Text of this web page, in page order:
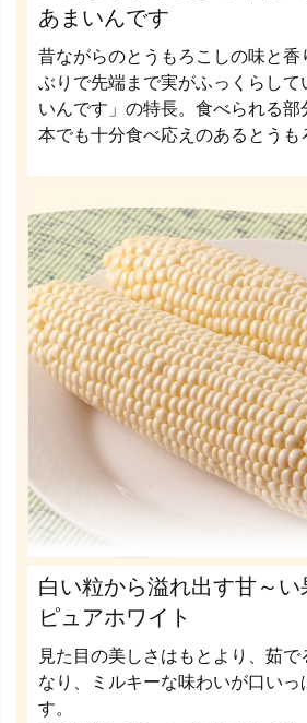
あまいんです
昔ながらのとうもろこしの味と香
ぶりで先端まで実がふっくらして
いんです」の特長。食べられる部
本でも十分食べ応えのあるとうも
白い粒から溢れ出す甘～い
ピュアホワイト
見た目の美しさはもとより、茹で
なり、ミルキーな味わいが口いっ
す。